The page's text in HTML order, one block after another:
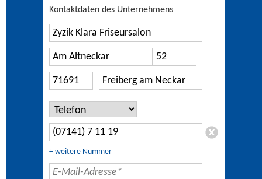
Kontaktdaten des Unternehmens
+ weitere Nummer